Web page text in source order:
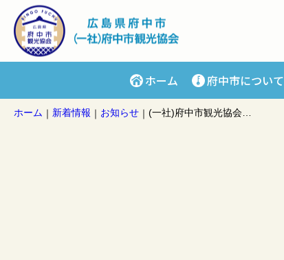
ホーム 府中市について
ホーム ｜ 新着情報 ｜ お知らせ ｜ (一社)府中市観光協会のロゴマークが決定しました！